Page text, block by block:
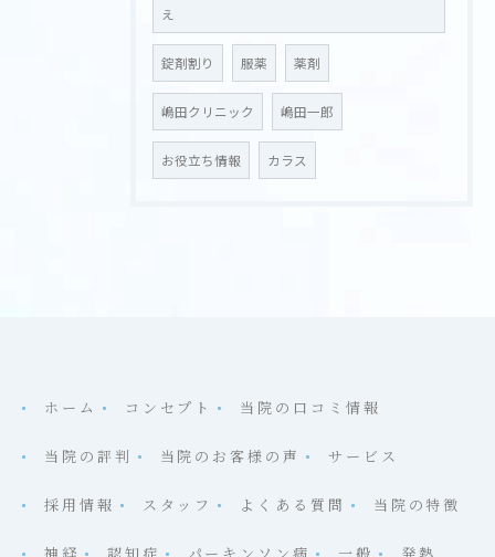
え
錠剤割り 服薬 薬剤
嶋田クリニック 嶋田一郎
お役立ち情報 カラス
ホーム コンセプト 当院の口コミ情報
当院の評判 当院のお客様の声 サービス
採用情報 スタッフ よくある質問 当院の特徴